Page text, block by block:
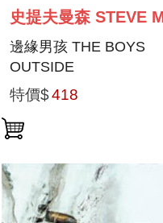
邊緣男孩 THE BOYS
OUTSIDE
特價$418